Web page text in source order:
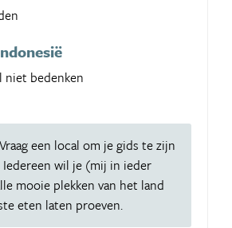
niet bedenken
Vraag een local om je gids te zijn
Iedereen wil je (mij in ieder
mooie plekken van het land
eten laten proeven.